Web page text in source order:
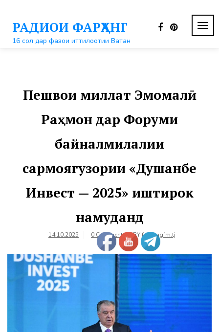
контентуРАДИОИ ФАРҲАНГ
16 сол дар фазои иттилоотии Ватан
Пешвои миллат Эмомалӣ
Раҳмон дар Форуми
байналмилалии
сармоягузории «Душанбе
Инвест — 2025» иштирок
намуданд
14.10.2025 0 Comments BYfarhangfm.tj